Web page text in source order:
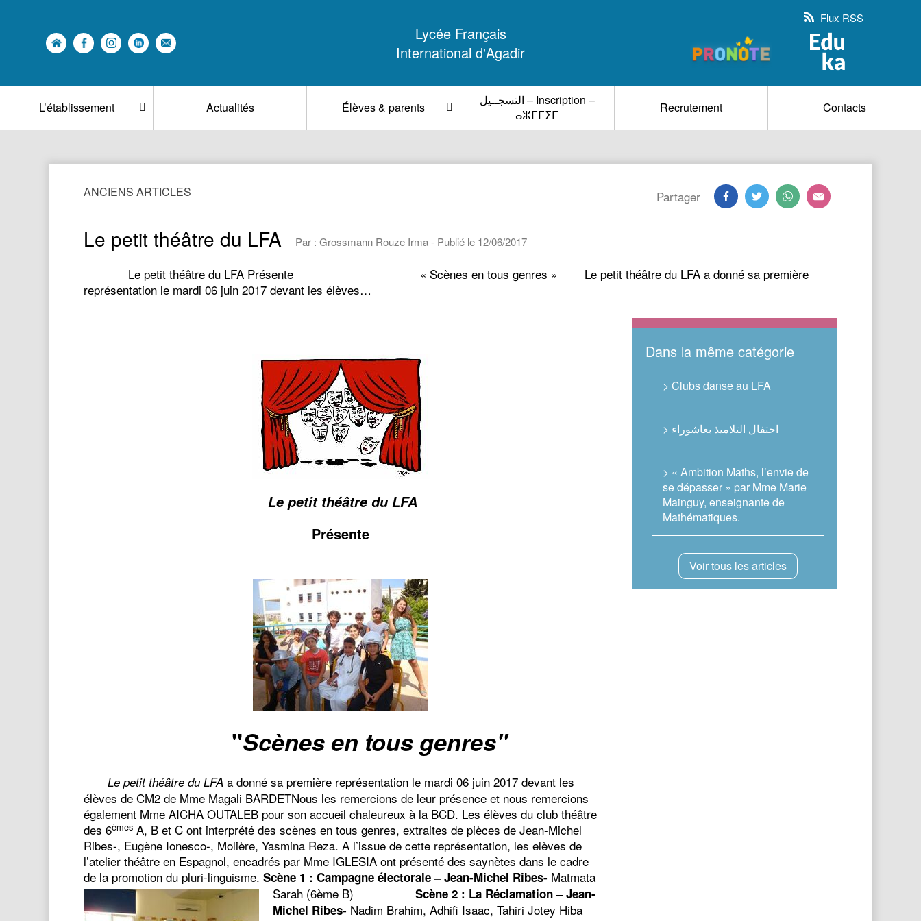
Lycée Français
International d'Agadir
Flux RSS
L’établissement Actualités Élèves & parents
التسجــيل – Inscription –
ⴰⵣⵎⵎⵉⵎ
Recrutement Contacts
ANCIENS ARTICLES Partager
Le petit théâtre du LFA Par : Grossmann Rouze Irma - Publié le 12/06/2017
Le petit théâtre du LFA Présente « Scènes en tous genres » Le petit théâtre du LFA a donné sa première
représentation le mardi 06 juin 2017 devant les élèves…
Le petit théâtre du LFA
Présente
"Scènes en tous genres"
Le petit théâtre du LFA a donné sa première représentation le mardi 06 juin 2017 devant les
élèves de CM2 de Mme Magali BARDETNous les remercions de leur présence et nous remercions
également Mme AICHA OUTALEB pour son accueil chaleureux à la BCD. Les élèves du club théâtre
des 6èmes A, B et C ont interprété des scènes en tous genres, extraites de pièces de Jean-Michel
Ribes-, Eugène Ionesco-, Molière, Yasmina Reza. A l’issue de cette représentation, les elèves de
l’atelier théâtre en Espagnol, encadrés par Mme IGLESIA ont présenté des saynètes dans le cadre
de la promotion du pluri-linguisme. Scène 1 : Campagne électorale – Jean-Michel Ribes- Matmata
Sarah (6ème B)
Scène 2 : La Réclamation – Jean-
Michel Ribes- Nadim Brahim, Adhifi Isaac, Tahiri Jotey Hiba
Dans la même catégorie
> Clubs danse au LFA
> احتفال التلاميذ بعاشوراء
> « Ambition Maths, l’envie de
se dépasser » par Mme Marie
Mainguy, enseignante de
Mathématiques.
Voir tous les articles